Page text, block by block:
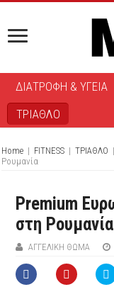
ΔΙΑΤΡΟΦΗ & ΥΓΕΙΑ
ΤΡΙΑΘΛΟ
Home | FITNESS | ΤΡΙΑΘΛΟ |
Ρουμανία
Premium
στη Ρουμανία
ΑΓΓΕΛΙΚΉ ΘΩΜΆ